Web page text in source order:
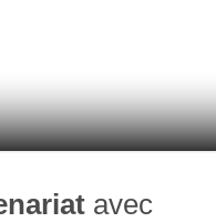
avec